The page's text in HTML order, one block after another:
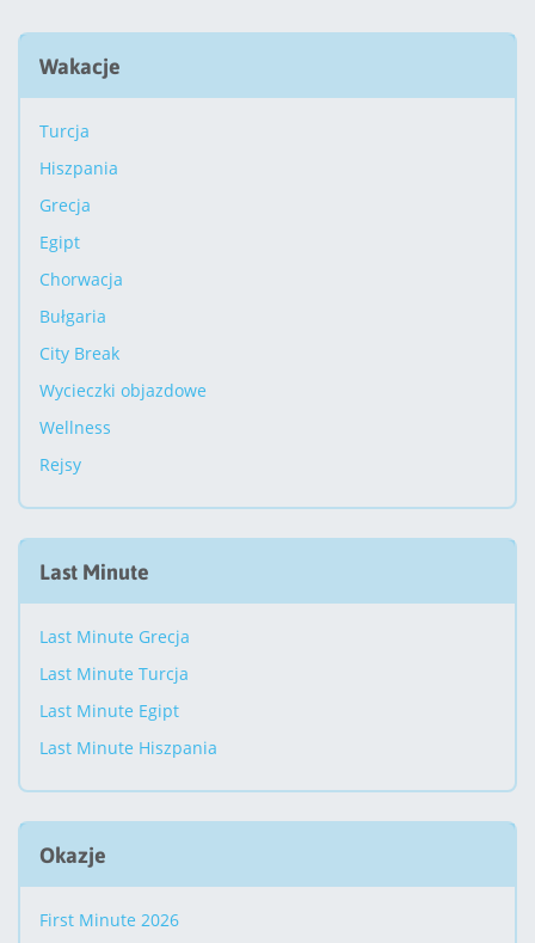
Wakacje
Turcja
Hiszpania
Grecja
Egipt
Chorwacja
Bułgaria
City Break
Wycieczki objazdowe
Wellness
Rejsy
Last Minute
Last Minute Grecja
Last Minute Turcja
Last Minute Egipt
Last Minute Hiszpania
Okazje
First Minute 2026